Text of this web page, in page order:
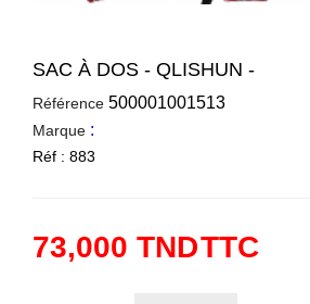
SAC À DOS - QLISHUN -
Référence 500001001513
Marque :
Réf : 883
73,000 TNDTTC